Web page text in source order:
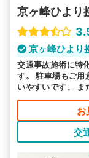
京ヶ峰ひより
京ヶ峰ひより
交通事故施術に特
す。 駐車場もご用
いやすいです。 ま
にも通いやすい環
お
交